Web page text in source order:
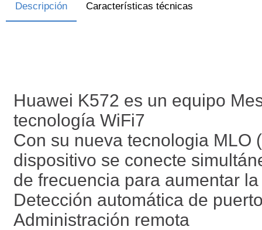
Descripción Características técnicas
Huawei K572 es un equipo
tecnología WiFi7
Con su nueva tecnologia MLO
dispositivo se conecte
de frecuencia para aumentar
Detección automática de
Administración remota